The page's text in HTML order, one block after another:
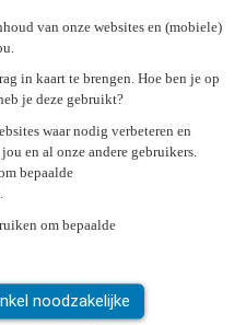
van onze websites en (mobiele)
in kaart te brengen. Hoe ben je op
je deze gebruikt?
waar nodig verbeteren en
en al onze andere gebruikers.
bepaalde
om bepaalde
noodzakelijke
€/maand